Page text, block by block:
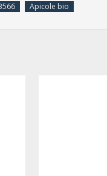
Apicole bio